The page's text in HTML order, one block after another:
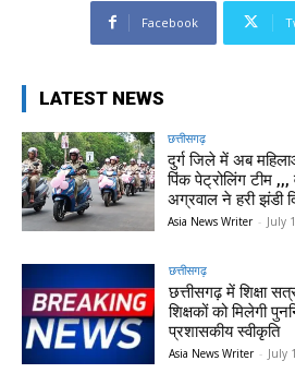
Facebook
LATEST NEWS
छत्तीसगढ़
दुर्ग जिले में अब
पिंक पेट्रोलिंग टीम
अग्रवाल ने हरी झंडी
Asia News Writer - July
छत्तीसगढ़
छत्तीसगढ़ में शिक्षा
शिक्षकों को मिलेगी
प्रशासकीय स्वीकृति
Asia News Writer - July